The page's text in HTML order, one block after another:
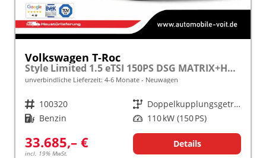
Volkswagen T-Roc
Style Limited 1.5 eTSI 150PS DSG MATRIX+HuD+360 KAM+SHZ+MASSAGE+ACC+eHK+17" ALU frei konfigurierbar!
unverbindliche Lieferzeit: 4-6 Monate Neuwagen
Fahrzeugnr. 100320 Getriebe
Doppelkupplungsgetriebe (DSG)
Kraftstoff Benzin Leistung 110 kW (150 PS)
33.685,– €
incl. 19% MwSt.
Details